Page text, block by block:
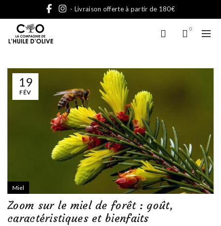
- Livraison offerte à partir de 180€
0
19
FÉV
Miel
Zoom sur le miel de forêt : goût,
caractéristiques et bienfaits